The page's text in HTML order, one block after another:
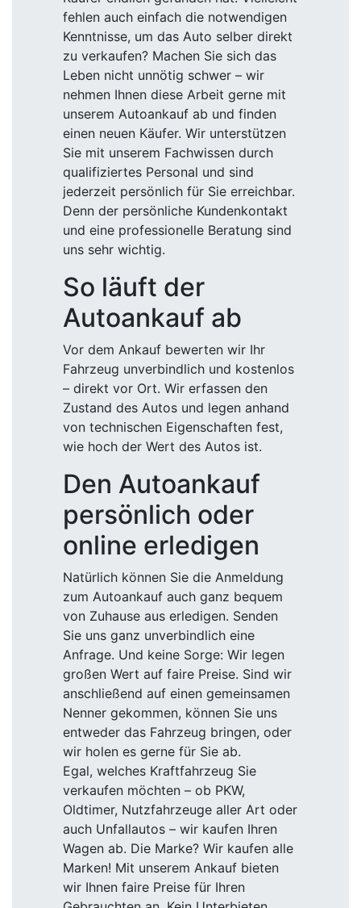
fehlen auch einfach die notwendigen
Kenntnisse, um das Auto selber direkt
zu verkaufen? Machen Sie sich das
Leben nicht unnötig schwer – wir
nehmen Ihnen diese Arbeit gerne mit
unserem Autoankauf ab und finden
einen neuen Käufer. Wir unterstützen
Sie mit unserem Fachwissen durch
qualifiziertes Personal und sind
jederzeit persönlich für Sie erreichbar.
Denn der persönliche Kundenkontakt
und eine professionelle Beratung sind
uns sehr wichtig.
So läuft der
Autoankauf ab
Vor dem Ankauf bewerten wir Ihr
Fahrzeug unverbindlich und kostenlos
– direkt vor Ort. Wir erfassen den
Zustand des Autos und legen anhand
von technischen Eigenschaften fest,
wie hoch der Wert des Autos ist.
Den Autoankauf
persönlich oder
online erledigen
Natürlich können Sie die Anmeldung
zum Autoankauf auch ganz bequem
von Zuhause aus erledigen. Senden
Sie uns ganz unverbindlich eine
Anfrage. Und keine Sorge: Wir legen
großen Wert auf faire Preise. Sind wir
anschließend auf einen gemeinsamen
Nenner gekommen, können Sie uns
entweder das Fahrzeug bringen, oder
wir holen es gerne für Sie ab.
Egal, welches Kraftfahrzeug Sie
verkaufen möchten – ob PKW,
Oldtimer, Nutzfahrzeuge aller Art oder
auch Unfallautos – wir kaufen Ihren
Wagen ab. Die Marke? Wir kaufen alle
Marken! Mit unserem Ankauf bieten
wir Ihnen faire Preise für Ihren